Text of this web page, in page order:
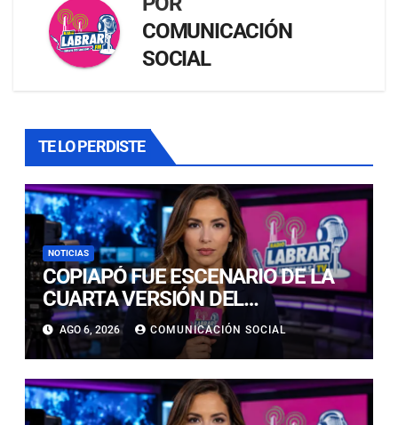
COMUNICACIÓN
SOCIAL
TE LO PERDISTE
NOTICIAS
COPIAPÓ FUE ESCENARIO DE LA
CUARTA VERSIÓN DEL
CAMPEONATO REGIONAL DE
BANDAS DE GUERRA
ESTUDIANTILES
AGO 6, 2026 COMUNICACIÓN SOCIAL